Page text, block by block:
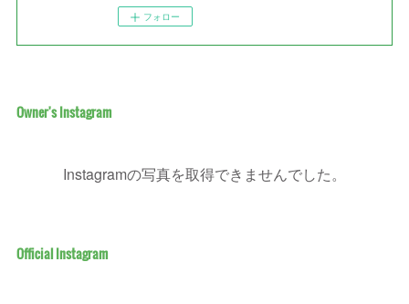
フォロー
Owner's Instagram
Instagramの写真を取得できませんでした。
Official Instagram